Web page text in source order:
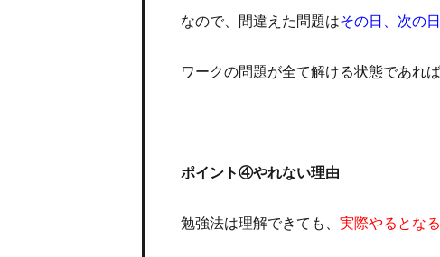
なので、間違えた問題はその日、次の
ワークの問題が全て解ける状態であれ
ポイント④やれない理由
勉強法は理解できても、 実際やるとな